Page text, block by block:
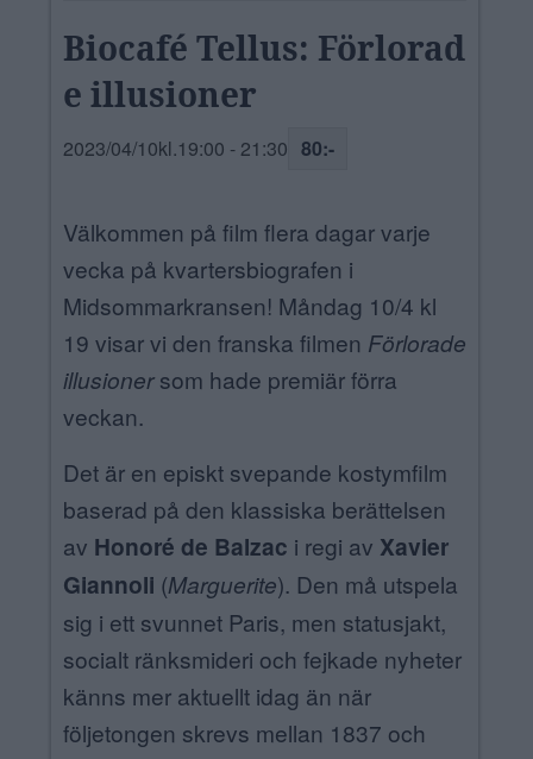
SAMARBETEN
ANNONSERA
Biocafé Tellus: Förlorad
e illusioner
2023/04/10kl.19:00 - 21:30 80:-
Välkommen på film flera dagar varje
vecka på kvartersbiografen i
Midsommarkransen! Måndag 10/4 kl
19 visar vi den franska filmen Förlorade
illusionersom hade premiär förra
veckan.
Det är en episkt svepande kostymfilm
baserad på den klassiska berättelsen
av Honoré de Balzac i regi av Xavier
Giannoli (Marguerite). Den må utspela
sig i ett svunnet Paris, men statusjakt,
socialt ränksmideri och fejkade nyheter
känns mer aktuellt idag än när
följetongen skrevs mellan 1837 och